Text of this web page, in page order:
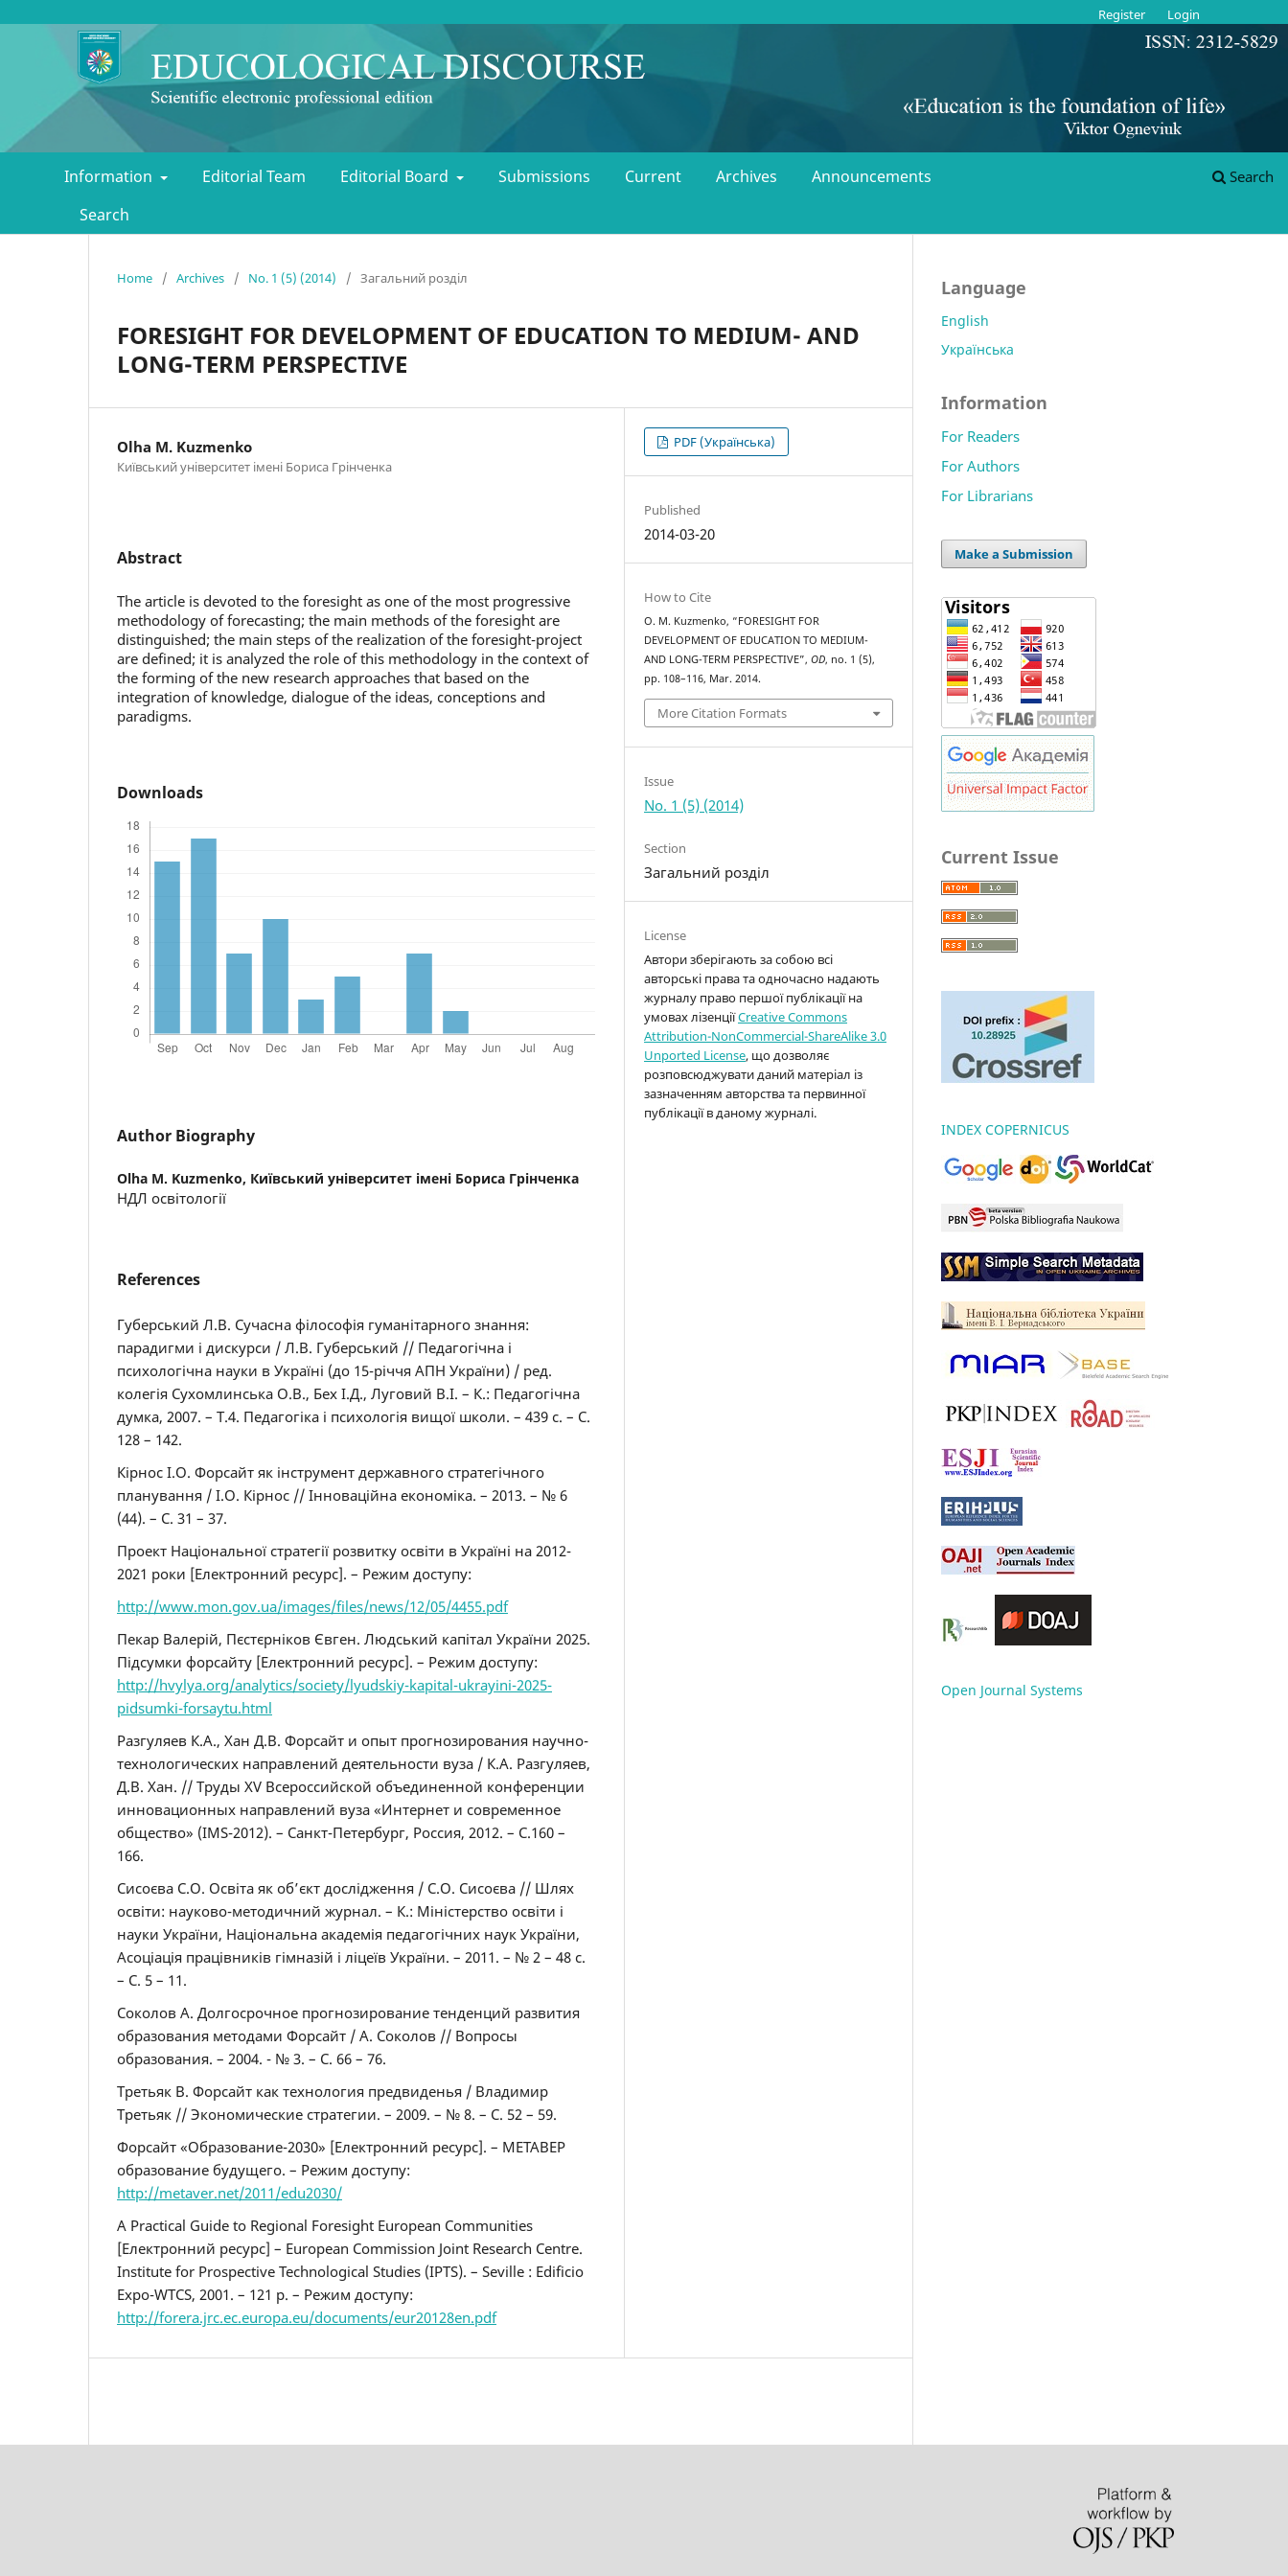
Information Editorial Team Editorial Board Submissions Current Archives
Announcements
Search
Search
Register Login
Home / Archives / No. 1 (5) (2014) / Загальний розділ
FORESIGHT FOR DEVELOPMENT OF EDUCATION TO MEDIUM- AND
LONG-TERM PERSPECTIVE
Olha M. Kuzmenko
Київський університет імені Бориса Грінченка
Abstract
The article is devoted to the foresight as one of the most progressive
methodology of forecasting; the main methods of the foresight are
distinguished; the main steps of the realization of the foresight-project
are defined; it is analyzed the role of this methodology in the context of
the forming of the new research approaches that based on the
integration of knowledge, dialogue of the ideas, conceptions and
paradigms.
Downloads
Author Biography
Olha M. Kuzmenko, Київський університет імені Бориса Грінченка
НДЛ освітології
References
Губерський Л.В. Сучасна філософія гуманітарного знання:
парадигми і дискурси / Л.В. Губерський // Педагогічна і
психологічна науки в Україні (до 15-річчя АПН України) / ред.
колегія Сухомлинська О.В., Бех І.Д., Луговий В.І. – К.: Педагогічна
думка, 2007. – Т.4. Педагогіка і психологія вищої школи. – 439 с. – С.
128 – 142.
Кірнос І.О. Форсайт як інструмент державного стратегічного
планування / І.О. Кірнос // Інноваційна економіка. – 2013. – № 6
(44). – С. 31 – 37.
Проект Національної стратегії розвитку освіти в Україні на 2012-
2021 роки [Електронний ресурс]. – Режим доступу:
http://www.mon.gov.ua/images/files/news/12/05/4455.pdf
Пекар Валерій, Пєстєрніков Євген. Людський капітал України 2025.
Підсумки форсайту [Електронний ресурс]. – Режим доступу:
http://hvylya.org/analytics/society/lyudskiy-kapital-ukrayini-2025-
pidsumki-forsaytu.html
Разгуляев К.А., Хан Д.В. Форсайт и опыт прогнозирования научно-
технологических направлений деятельности вуза / К.А. Разгуляев,
Д.В. Хан. // Труды XV Всероссийской объединенной конференции
инновационных направлений вуза «Интернет и современное
общество» (IMS-2012). – Санкт-Петербург, Россия, 2012. – С.160 –
166.
Сисоєва С.О. Освіта як об’єкт дослідження / С.О. Сисоєва // Шлях
освіти: науково-методичний журнал. – К.: Міністерство освіти і
науки України, Національна академія педагогічних наук України,
Асоціація працівників гімназій і ліцеїв України. – 2011. – № 2 – 48 с.
– С. 5 – 11.
Соколов А. Долгосрочное прогнозирование тенденций развития
образования методами Форсайт / А. Соколов // Вопросы
образования. – 2004. - № 3. – С. 66 – 76.
Третьяк В. Форсайт как технология предвиденья / Владимир
Третьяк // Экономические стратегии. – 2009. – № 8. – С. 52 – 59.
Форсайт «Образование-2030» [Електронний ресурс]. – МЕТАВЕР
образование будущего. – Режим доступу:
http://metaver.net/2011/edu2030/
A Practical Guide to Regional Foresight European Communities
[Електронний ресурс] – European Commission Joint Research Centre.
Institute for Prospective Technological Studies (IPTS). – Seville : Edificio
Expo-WTCS, 2001. – 121 p. – Режим доступу:
http://forera.jrc.ec.europa.eu/documents/eur20128en.pdf
PDF (Українська)
Published
2014-03-20
How to Cite
O. M. Kuzmenko, “FORESIGHT FOR
DEVELOPMENT OF EDUCATION TO MEDIUM-
AND LONG-TERM PERSPECTIVE”,OD, no. 1 (5),
pp. 108–116, Mar. 2014.
More Citation Formats
Issue
No. 1 (5) (2014)
Section
Загальний розділ
License
Автори зберігають за собою всі
авторські права та одночасно надають
журналу право першої публікації на
умовах лізенціїCreative Commons
Attribution-NonCommercial-ShareAlike 3.0
Unported License, що дозволяє
розповсюджувати даний матеріал із
зазначенням авторства та первинної
публікації в даному журналі.
Language
English
Українська
Information
For Readers
For Authors
For Librarians
Make a Submission
Current Issue
INDEX COPERNICUS
Open Journal Systems